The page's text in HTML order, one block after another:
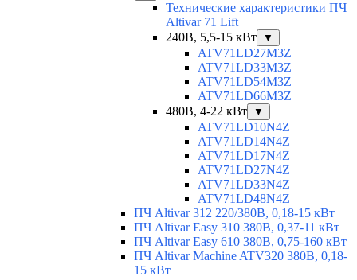
Технические характеристики ПЧ
Altivar 71 Lift
240В, 5,5-15 кВт
▼
ATV71LD27M3Z
ATV71LD33M3Z
ATV71LD54M3Z
ATV71LD66M3Z
480В, 4-22 кВт
▼
ATV71LD10N4Z
ATV71LD14N4Z
ATV71LD17N4Z
ATV71LD27N4Z
ATV71LD33N4Z
ATV71LD48N4Z
ПЧ Altivar 312 220/380В, 0,18-15 кВт
ПЧ Altivar Easy 310 380В, 0,37-11 кВт
ПЧ Altivar Easy 610 380В, 0,75-160 кВт
ПЧ Altivar Machine ATV320 380В, 0,18-
15 кВт